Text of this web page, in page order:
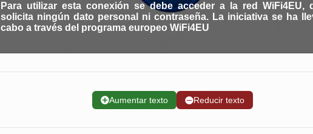
Para utilizar esta conexión se debe acceder a la red WiFi4EU,
solicita ningún dato personal ni contraseña. La iniciativa se ha
cabo a través del programa europeo WiFi4EU
➕Aumentar texto ➖Reducir texto